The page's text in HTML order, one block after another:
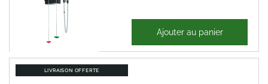
1 364,34 €
Ajouter au panier
LIVRAISON OFFERTE